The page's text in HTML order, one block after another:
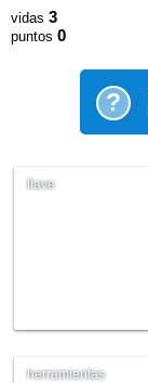
vidas 3
puntos 0
?
llave
herramientas